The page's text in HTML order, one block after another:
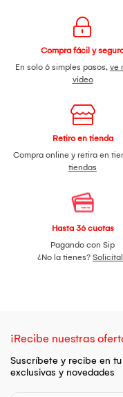
Compra fácil y
En solo 6 simples pasos, ve
video
Retiro en tienda
Compra online y retira en
tiendas
Hasta 36 cuotas
Pagando con Sip
¿No la tienes?
¡Recibe nuestras
Suscríbete y recibe en
exclusivas y novedades